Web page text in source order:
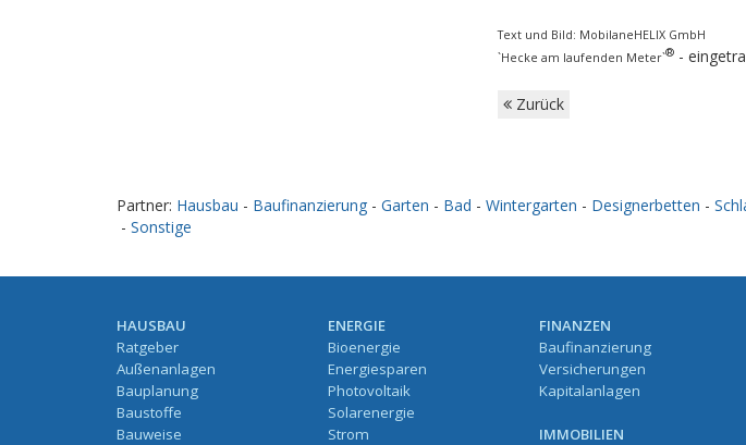
Text und Bild: MobilaneHELIX GmbH
`Hecke am laufenden Meter`®-
Zurück
Partner: Hausbau - Baufinanzierung - Garten - Bad - Wintergarten - Designerbetten -
- Sonstige
HAUSBAU
Ratgeber
Außenanlagen
Bauplanung
Baustoffe
Bauweise
ENERGIE
Bioenergie
Energiesparen
Photovoltaik
Solarenergie
Strom
FINANZEN
Baufinanzierung
Versicherungen
Kapitalanlagen
IMMOBILIEN